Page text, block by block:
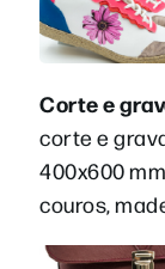
Corte e
corte e
400x600
couros,